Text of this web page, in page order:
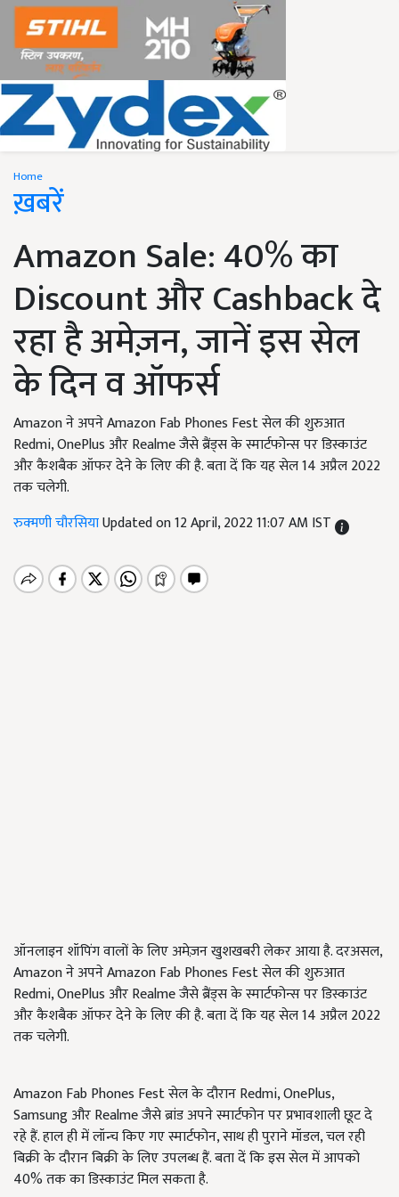
Home
ख़बरें
Amazon Sale: 40% का
Discount और Cashback दे
रहा है अमेज़न, जानें इस सेल
के दिन व ऑफर्स
Amazon ने अपने Amazon Fab Phones Fest सेल की शुरुआत
Redmi, OnePlus और Realme जैसे ब्रैंड्स के स्मार्टफोन्स पर डिस्काउंट
और कैशबैक ऑफर देने के लिए की है. बता दें कि यह सेल 14 अप्रैल 2022
तक चलेगी.
रुक्मणी चौरसियाUpdated on 12 April, 2022 11:07 AM IST
ऑनलाइन शॉपिंग वालों के लिए अमेज़न खुशखबरी लेकर आया है. दरअसल,
Amazon ने अपने Amazon Fab Phones Fest सेल की शुरुआत
Redmi, OnePlus और Realme जैसे ब्रैंड्स के स्मार्टफोन्स पर डिस्काउंट
और कैशबैक ऑफर देने के लिए की है. बता दें कि यह सेल 14 अप्रैल 2022
तक चलेगी.
Amazon Fab Phones Fest सेल के दौरान Redmi, OnePlus,
Samsung और Realme जैसे ब्रांड अपने स्मार्टफोन पर प्रभावशाली छूट दे
रहे हैं. हाल ही में लॉन्च किए गए स्मार्टफोन, साथ ही पुराने मॉडल, चल रही
बिक्री के दौरान बिक्री के लिए उपलब्ध हैं. बता दें कि इस सेल में आपको
40% तक का डिस्काउंट मिल सकता है.